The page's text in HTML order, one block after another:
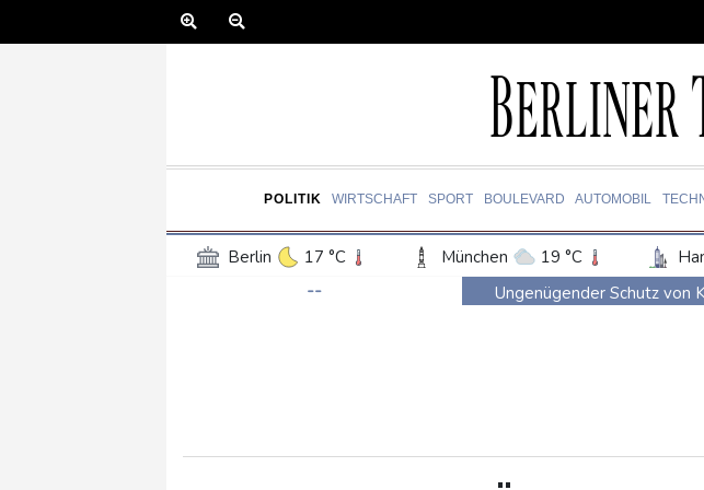
POLITIK WIRTSCHAFT SPORT BOULEVARD AUTOMOBIL
Berlin 17 °C München 19 °C
Frankfurt am Main
Potsdam 17 °C
--
Ungenügender Schutz von
USA wollen bei Visa-
Röwekamp:
Trump unternimmt neuen
Erdogan reist zu Dreier-